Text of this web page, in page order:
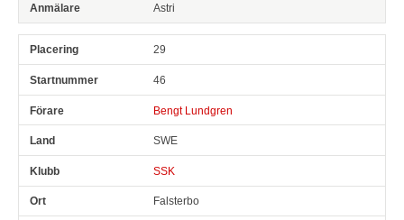
Astri
29
46
Bengt Lundgren
SWE
SSK
Falsterbo